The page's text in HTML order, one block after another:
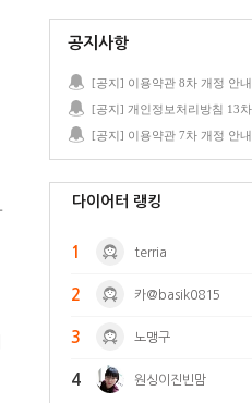
공지사항
[공지] 이용약관 8차 개정 안내
[공지] 이용약관 7차 개정 안내
다이어터 랭킹
1 terria
2 카@basik0815
3 노맹구
4 원싱이진빈맘